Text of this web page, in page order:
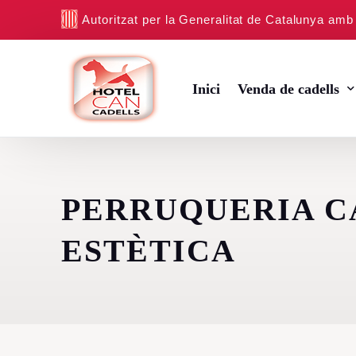
Autoritzat per la Generalitat de Catalunya
Inici Venda de cadells
Cadells de Canitx Toy
PERRUQUERIA
ESTÈTICA